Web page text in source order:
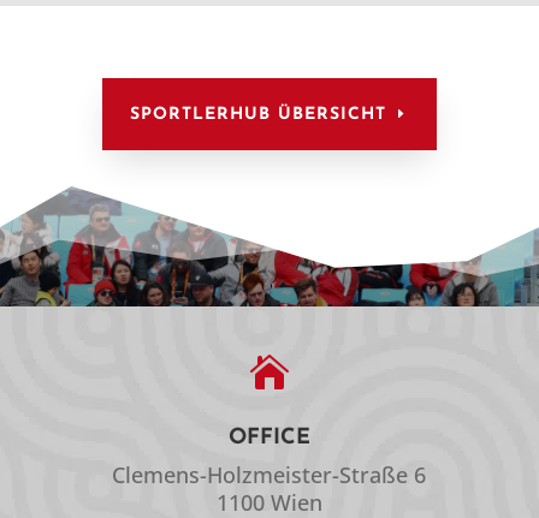
SPORTLERHUB ÜBERSICHT

OFFICE
Clemens-Holzmeister-Straße 6
1100 Wien